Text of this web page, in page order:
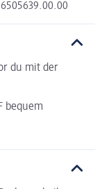
du mit der
bequem